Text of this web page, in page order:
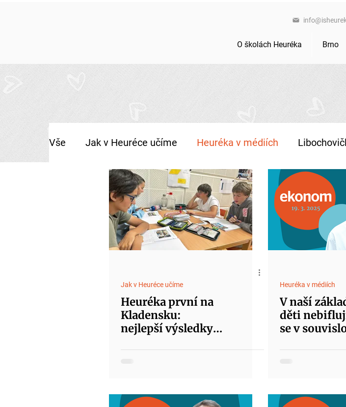
O školách Heuréka Brno
Vše Jak v Heuréce učíme Heuréka v médiích
Jak v Heuréce učíme
Heuréka první na
Kladensku:
nejlepší výsledky
Heuréka v médiích
V naší
děti
se v